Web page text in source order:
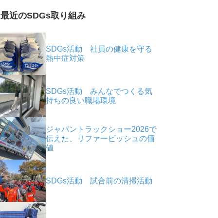
最近のSDGs取り組み
SDGs活動 社員の健康を守る
熱中症対策
SDGs活動 みんなでつくる気
持ちの良い職場環境
ジャパントラックショー2026で
伝えた、リファービッシュの価
値
SDGs活動 試合前の清掃活動